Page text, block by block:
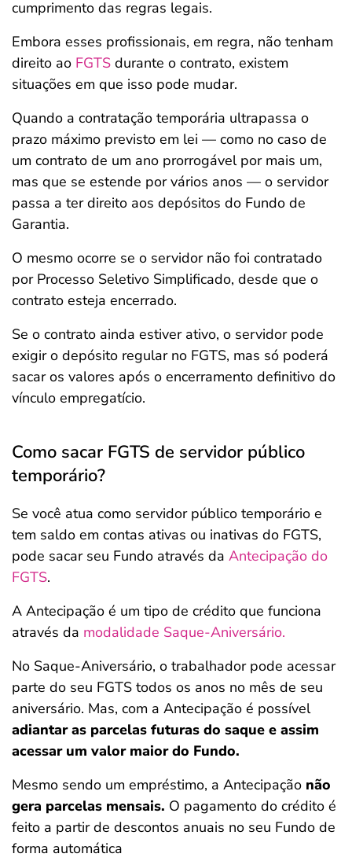
cumprimento das regras legais.
Embora esses profissionais, em regra, não tenham
direito ao FGTS durante o contrato, existem
situações em que isso pode mudar.
Quando a contratação temporária ultrapassa o
prazo máximo previsto em lei — como no caso de
um contrato de um ano prorrogável por mais um,
mas que se estende por vários anos — o servidor
passa a ter direito aos depósitos do Fundo de
Garantia.
O mesmo ocorre se o servidor não foi contratado
por Processo Seletivo Simplificado, desde que o
contrato esteja encerrado.
Se o contrato ainda estiver ativo, o servidor pode
exigir o depósito regular no FGTS, mas só poderá
sacar os valores após o encerramento definitivo do
vínculo empregatício.
Como sacar FGTS de servidor público
temporário?
Se você atua como servidor público temporário e
tem saldo em contas ativas ou inativas do FGTS,
pode sacar seu Fundo através da Antecipação do
FGTS.
A Antecipação é um tipo de crédito que funciona
através da modalidade Saque-Aniversário.
No Saque-Aniversário, o trabalhador pode acessar
parte do seu FGTS todos os anos no mês de seu
aniversário. Mas, com a Antecipação é possível
adiantar as parcelas futuras do saque e assim
acessar um valor maior do Fundo.
Mesmo sendo um empréstimo, a Antecipação não
gera parcelas mensais. O pagamento do crédito é
feito a partir de descontos anuais no seu Fundo de
forma automática